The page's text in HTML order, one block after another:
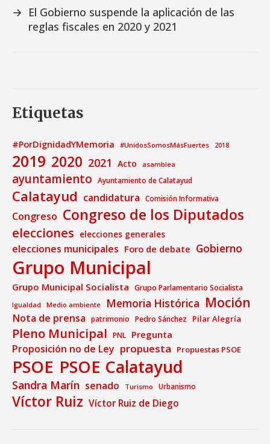
→ El Gobierno suspende la aplicación de las
reglas fiscales en 2020 y 2021
Etiquetas
#PorDignidadYMemoria #UnidosSomosMásFuertes 2018
2019 2020 2021 Acto asamblea
ayuntamiento Ayuntamiento de Calatayud
Calatayud candidatura Comisión Informativa
Congreso Congreso de los Diputados
elecciones elecciones generales
elecciones municipales Foro de debate Gobierno
Grupo Municipal
Grupo Municipal Socialista Grupo Parlamentario Socialista
Igualdad Medio ambiente Memoria Histórica Moción
Nota de prensa patrimonio Pedro Sánchez Pilar Alegría
Pleno Municipal PNL Pregunta
Proposición no de Ley propuesta Propuestas PSOE
PSOE PSOE Calatayud
Sandra Marín senado Turismo Urbanismo
Víctor Ruiz Víctor Ruiz de Diego